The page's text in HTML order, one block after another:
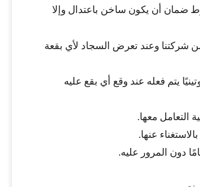
ضمان أن يكون ساخن باعتدال وإلا
شركتنا وعند تعرض السجاد لأي بقعة
يتم فعله عند وقع أي بقع عليه
التعامل معها.
عنها.
دون المرور عليه.